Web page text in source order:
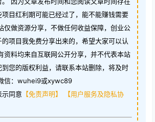
目红利期可能已经过了，能不能赚钱需要
仅做资源分享，不做任何收益保障，创业公
项目我免费分享出来的，希望大家可以认
资料均来自互联网公开分享，并不代表本站
您的版权利益，请联系本站删除，将及时
信：wuhei9或xywc89
示同意 【免责声明】
【用户服务及隐私协